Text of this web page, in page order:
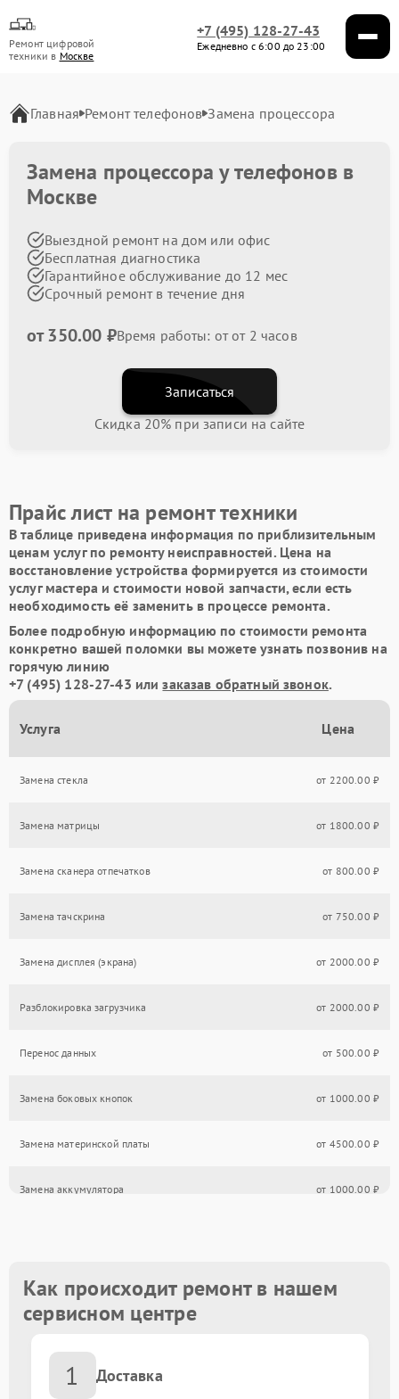
Ремонт цифровой
техники в Москве
+7 (495) 128-27-43
Ежедневно с 6:00 до 23:00
Главная Ремонт телефонов Замена процессора
Замена процессора у телефонов в
Москве
Выездной ремонт на дом или офис
Бесплатная диагностика
Гарантийное обслуживание до 12 мес
Срочный ремонт в течение дня
от 350.00 ₽Время работы: от от 2 часов
Записаться
Скидка 20% при записи на сайте
Прайс лист на ремонт техники
В таблице приведена информация по приблизительным
ценам услуг по ремонту неисправностей. Цена на
восстановление устройства формируется из стоимости
услуг мастера и стоимости новой запчасти, если есть
необходимость её заменить в процессе ремонта.
Более подробную информацию по стоимости ремонта
конкретно вашей поломки вы можете узнать позвонив на
горячую линию
+7 (495) 128-27-43 илизаказав обратный звонок.
Услуга Цена
Замена стекла от 2200.00 ₽
Замена матрицы от 1800.00 ₽
Замена сканера отпечатков от 800.00 ₽
Замена тачскрина от 750.00 ₽
Замена дисплея (экрана) от 2000.00 ₽
Разблокировка загрузчика от 2000.00 ₽
Перенос данных от 500.00 ₽
Замена боковых кнопок от 1000.00 ₽
Замена материнской платы от 4500.00 ₽
Замена аккумулятора от 1000.00 ₽
Замена основной или фронтальной камеры
Сложный программный ремонт
Разблокировка устройства (с сохранением данных)
Как происходит ремонт в нашем
сервисном центре
1 Доставка